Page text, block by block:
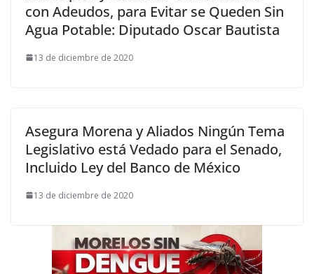
con Adeudos, para Evitar se Queden Sin
Agua Potable: Diputado Oscar Bautista
13 de diciembre de 2020
Asegura Morena y Aliados Ningún Tema
Legislativo está Vedado para el Senado,
Incluido Ley del Banco de México
13 de diciembre de 2020